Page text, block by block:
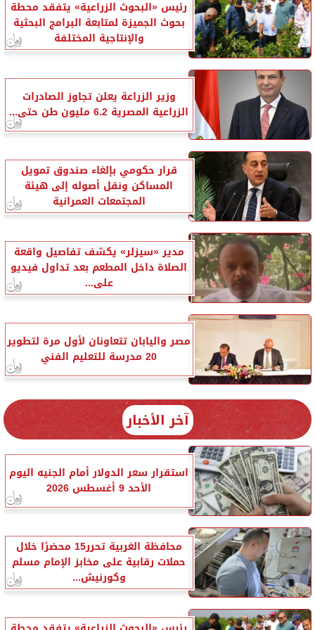
رئيس «البحوث الزراعية» يتفقد محطة
بحوث الجميزة لمتابعة البرامج البحثية
والإنتاجية المختلفة
وزير الزراعة يعلن تجاوز الصادرات
الزراعية المصرية 6.2 مليون طن حتى...
قرار حكومي بإلغاء صندوق تمويل
المساكن ونقل أصوله إلى هيئة
المجتمعات العمرانية
مدير «سيزلر» يكشف تفاصيل واقعة
الصلاة داخل المطعم بعد تداول فيديو
على...
مصر واليابان تتعاونان لأول مرة لتطوير
20 مدرسة للتعليم الفني
آخر الأخبار
استقرار سعر الدولار أمام الجنيه اليوم
الأحد 9 أغسطس 2026
محافظة الغربية تحرر15 محضرًا خلال
حملات رقابية على مخابز الإمام مسلم
وكورنيش...